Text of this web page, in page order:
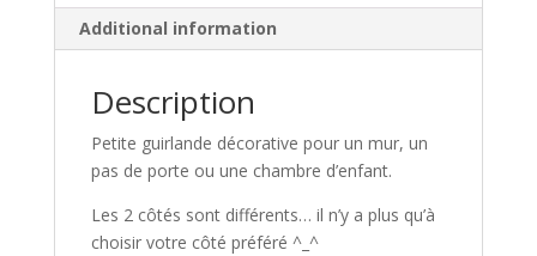
Additional information
Description
Petite guirlande décorative pour un mur, un
pas de porte ou une chambre d’enfant.
Les 2 côtés sont différents… il n’y a plus qu’à
choisir votre côté préféré ^_^